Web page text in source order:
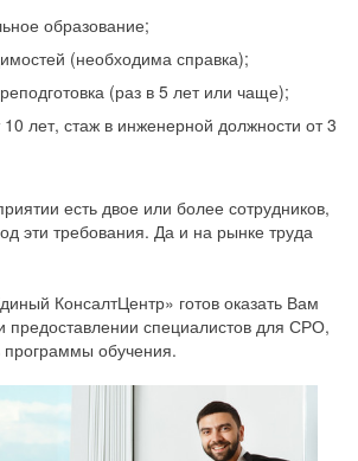
образование;
(необходима справка);
(раз в 5 лет или чаще);
лет, стаж в инженерной должности от 3
есть двое или более сотрудников,
эти требования. Да и на рынке труда
КонсалтЦентр» готов оказать Вам
специалистов для СРО,
программы обучения.